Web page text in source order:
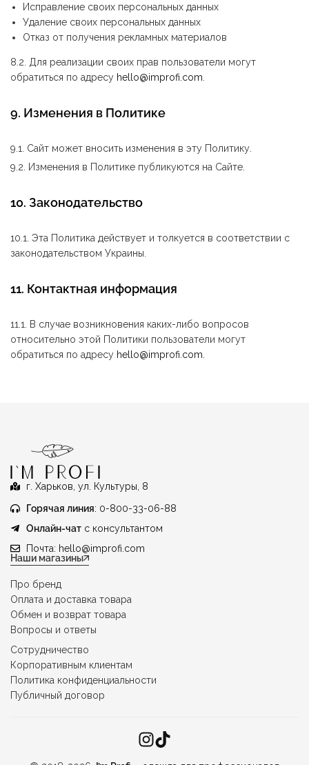
Исправление своих персональных данных
Удаление своих персональных данных
Отказ от получения рекламных материалов
8.2. Для реализации своих прав пользователи могут
обратиться по адресу hello@improfi.com
9. Изменения в Политике
9.1. Сайт может вносить изменения в эту Политику.
9.2. Изменения в Политике публикуются на Сайте.
10. Законодательство
10.1. Эта Политика действует и толкуется в соответствии с
законодательством Украины.
11. Контактная информация
11.1. В случае возникновения каких-либо вопросов
относительно этой Политики пользователи могут
обратиться по адресу hello@improfi.com
г. Харьков, ул. Культуры, 8
Горячая линия: 0-800-33-06-88
Онлайн-чатс консультантом
Почта: hello@improfi.com
Наши магазины
Про бренд
Оплата и доставка товара
Обмен и возврат товара
Вопросы и ответы
Сотрудничество
Корпоративным клиентам
Политика конфиденциальности
Публичный договор